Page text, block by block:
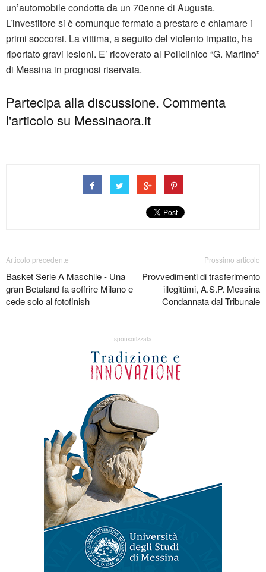
un’automobile condotta da un 70enne di Augusta.
L’investitore si è comunque fermato a prestare e chiamare i
primi soccorsi. La vittima, a seguito del violento impatto, ha
riportato gravi lesioni. E’ ricoverato al Policlinico “G. Martino”
di Messina in prognosi riservata.
Partecipa alla discussione. Commenta
l'articolo su Messinaora.it
Articolo precedente
Basket Serie A Maschile - Una
gran Betaland fa soffrire Milano e
cede solo al fotofinish
Prossimo articolo
Provvedimenti di trasferimento
illegittimi, A.S.P. Messina
Condannata dal Tribunale
sponsorizzata